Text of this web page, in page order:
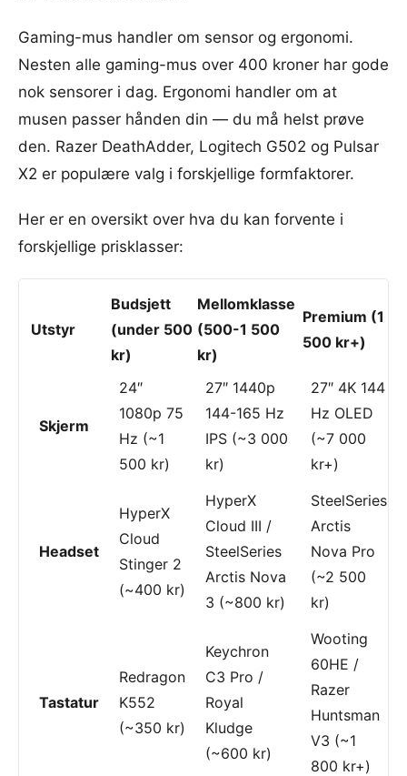
Gaming-mus handler om sensor og ergonomi.
Nesten alle gaming-mus over 400 kroner har gode
nok sensorer i dag. Ergonomi handler om at
musen passer hånden din — du må helst prøve
den. Razer DeathAdder, Logitech G502 og Pulsar
X2 er populære valg i forskjellige formfaktorer.
Her er en oversikt over hva du kan forvente i
forskjellige prisklasser:
Utstyr
Budsjett
(under 500
kr)
Mellomklasse
(500-1 500
kr)
Premium (1
500 kr+)
Skjerm
24″
1080p 75
Hz (~1
500 kr)
27″ 1440p
144-165 Hz
IPS (~3 000
kr)
27″ 4K 144
Hz OLED
(~7 000
kr+)
Headset
HyperX
Cloud
Stinger 2
(~400 kr)
HyperX
Cloud III /
SteelSeries
Arctis Nova
3 (~800 kr)
SteelSeries
Arctis
Nova Pro
(~2 500
kr)
Tastatur
Redragon
K552
(~350 kr)
Keychron
C3 Pro /
Royal
Kludge
(~600 kr)
Wooting
60HE /
Razer
Huntsman
V3 (~1
800 kr+)